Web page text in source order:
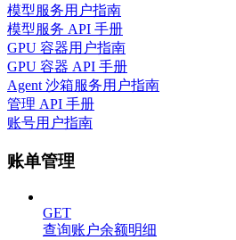
模型服务用户指南
模型服务 API 手册
GPU 容器用户指南
GPU 容器 API 手册
Agent 沙箱服务用户指南
管理 API 手册
账号用户指南
账单管理
GET
查询账户余额明细